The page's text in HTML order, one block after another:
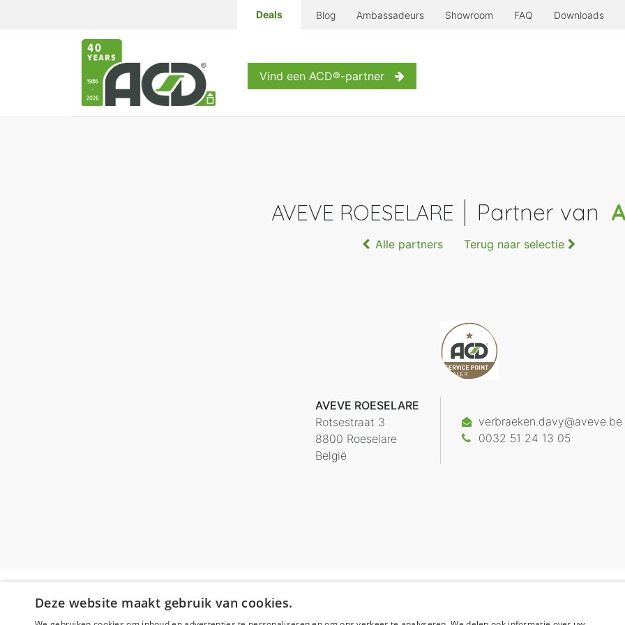
Deals Blog Ambassadeurs Showroom FAQ Downloads
Vind een ACD®-partner
AVEVE ROESELARE Partner van
Alle partners Terug naar selectie
AVEVE ROESELARE
Rotsestraat 3
8800 Roeselare
België
verbraeken.davy@aveve.be
0032 51 24 13 05
Deze website maakt gebruik van cookies.